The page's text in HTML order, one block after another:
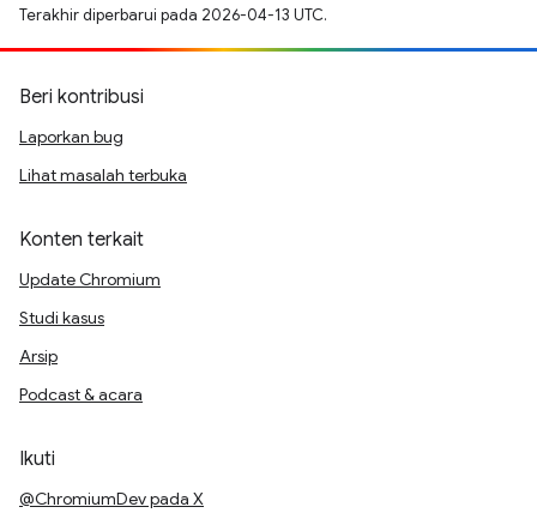
Terakhir diperbarui pada 2026-04-13 UTC.
Beri kontribusi
Laporkan bug
Lihat masalah terbuka
Konten terkait
Update Chromium
Studi kasus
Arsip
Podcast & acara
Ikuti
@ChromiumDev pada X